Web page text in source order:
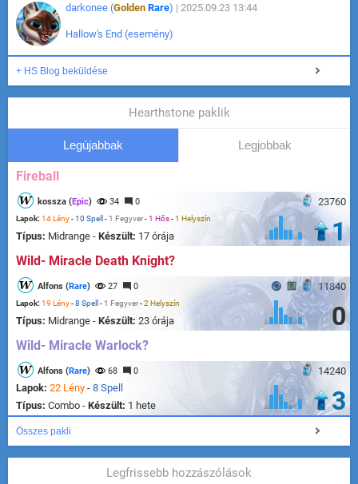
darkonee (Golden Rare) | 2025.09.23 13:44
Hallow's End (esemény)
+ HS Blog beküldése
Hearthstone paklik
Legújabbak Legjobbak
Fireball
23760
kossza (Epic) 34 0
Lapok: 14 Lény-10 Spell - 1 Fegyver-1 Hős-1 Helyszín
Típus: Midrange - Készült: 17 órája 1
Wild- Miracle Death Knight?
11840
Alfons (Rare) 27 0
Lapok: 19 Lény-8 Spell - 1 Fegyver-2 Helyszín
Típus: Midrange - Készült: 23 órája 0
Wild- Miracle Warlock?
14240
Alfons (Rare) 68 0
Lapok: 22 Lény - 8 Spell
Típus: Combo - Készült: 1 hete 3
Összes pakli
Legfrissebb hozzászólások